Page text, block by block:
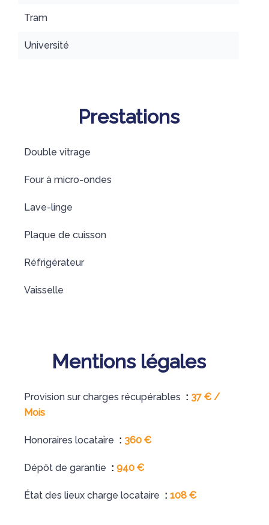
Tram
Université
Prestations
Double vitrage
Four à micro-ondes
Lave-linge
Plaque de cuisson
Réfrigérateur
Vaisselle
Mentions légales
Provision sur charges récupérables
37 € /
Mois
Honoraires locataire 360 €
Dépôt de garantie 940 €
État des lieux charge locataire 108 €